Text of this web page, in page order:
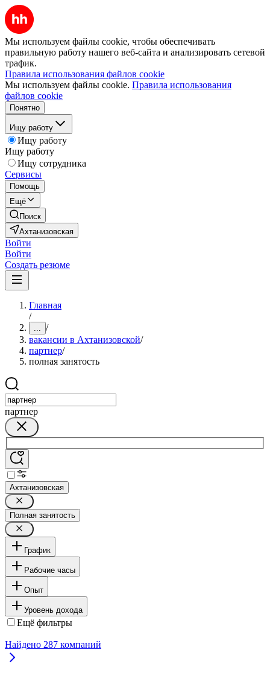
Мы используем файлы cookie, чтобы обеспечивать
правильную работу нашего веб-сайта и анализировать сетевой
трафик.
Правила использования файлов cookie
Мы используем файлы cookie. Правила использования
файлов cookie
Понятно
Ищу работу
Ищу работу
Ищу работу
Ищу сотрудника
Сервисы
Помощь
Ещё
Поиск
Ахтанизовская
Войти
Войти
Создать резюме
Главная
/
... /
вакансии в Ахтанизовской/
партнер/
полная занятость
партнер
Ахтанизовская
Полная занятость
График
Рабочие часы
Опыт
Уровень дохода
Ещё фильтры
Найдено 287 компаний